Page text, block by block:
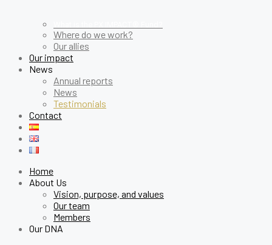
Where do we work?
Our allies
Our impact
News
Annual reports
News
Testimonials
Contact
Home
About Us
Vision, purpose, and values
Our team
Members
Our DNA